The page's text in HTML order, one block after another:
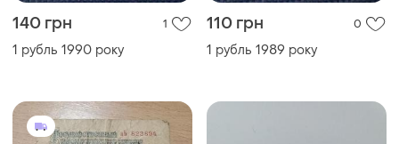
140 грн 1
1 рубль 1990 року
110 грн 0
1 рубль 1989 року